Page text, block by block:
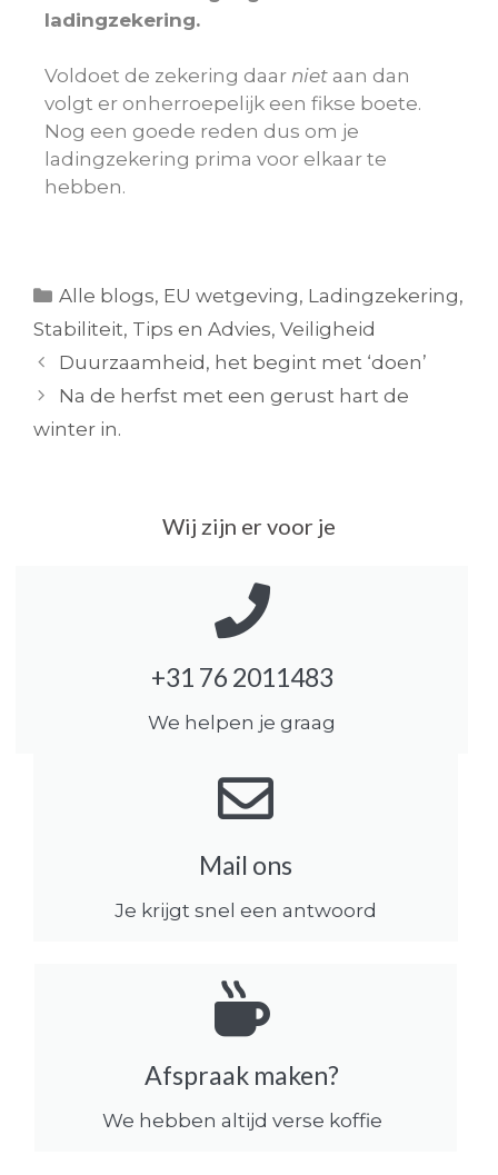
ladingzekering.
Voldoet de zekering daar niet aan dan
volgt er onherroepelijk een fikse boete.
Nog een goede reden dus om je
ladingzekering prima voor elkaar te
hebben.
Alle blogs, EU wetgeving, Ladingzekering,
Stabiliteit, Tips en Advies, Veiligheid
Duurzaamheid, het begint met ‘doen’
Na de herfst met een gerust hart de
winter in.
Wij zijn er voor je
+31 76 2011483
We helpen je graag
Mail ons
Je krijgt snel een antwoord
Afspraak maken?
We hebben altijd verse koffie